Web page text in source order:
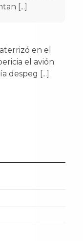
[...]
en el
el avión
despeg [...]